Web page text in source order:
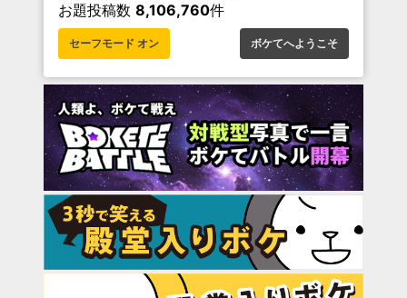
お題投稿数 8,106,760件
セーフモード オン ボケてへようこそ